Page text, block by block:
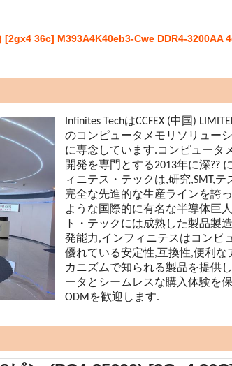
[2gx4 36c] M393A4K40eb3-Cwe DDR4-3200AA
Infinites TechはCCFEX (中国)
のコンピュータメモリソリュー
に専念しています.コンピュータ
開発を専門とする2013年に深??
ィニテス・テックは,研究,SMT,
完全な先進的な生産ラインを誇
ような国際的に有名な半導体巨
ト・テックには成熟した製品製
発能力,インフィニテスはコンピ
優れている安定性,互換性,便利な
カニズムで知られる製品を提供
ータとシームレスな購入体験を
ODMを歓迎します.